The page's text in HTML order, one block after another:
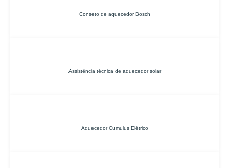
Conseto de aquecedor Bosch
Assistência técnica de aquecedor solar
Aquecedor Cumulus Elétrico